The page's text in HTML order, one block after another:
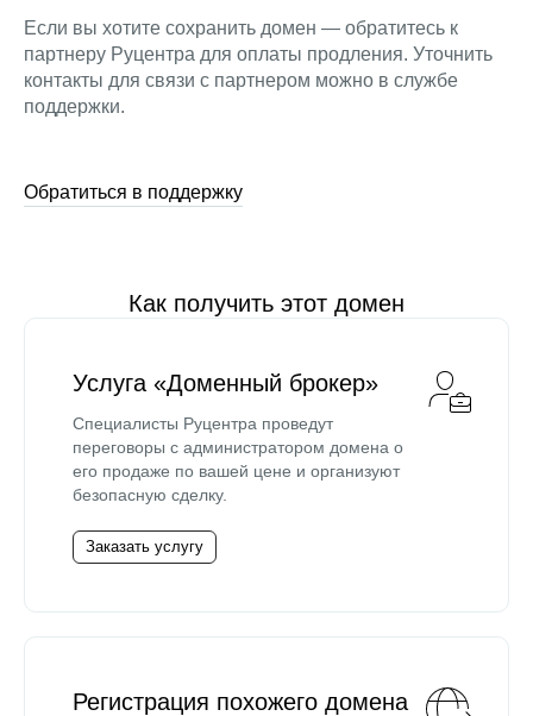
Если вы хотите сохранить домен — обратитесь к
партнеру Руцентра для оплаты продления. Уточнить
контакты для связи с партнером можно в службе
поддержки.
Обратиться в поддержку
Как получить этот домен
Услуга «Доменный брокер»
Специалисты Руцентра проведут
переговоры с администратором домена о
его продаже по вашей цене и организуют
безопасную сделку.
Заказать услугу
Регистрация похожего домена